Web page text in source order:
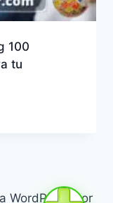
100
tu
WordPress por